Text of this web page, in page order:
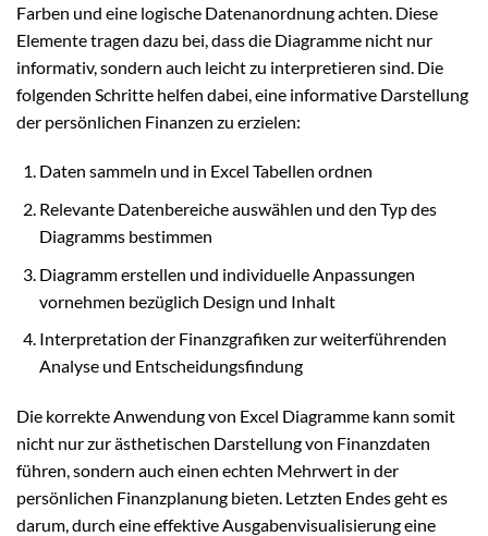
Farben und eine logische Datenanordnung achten. Diese
Elemente tragen dazu bei, dass die Diagramme nicht nur
informativ, sondern auch leicht zu interpretieren sind. Die
folgenden Schritte helfen dabei, eine informative Darstellung
der persönlichen Finanzen zu erzielen:
Daten sammeln und in Excel Tabellen ordnen
Relevante Datenbereiche auswählen und den Typ des
Diagramms bestimmen
Diagramm erstellen und individuelle Anpassungen
vornehmen bezüglich Design und Inhalt
Interpretation der Finanzgrafiken zur weiterführenden
Analyse und Entscheidungsfindung
Die korrekte Anwendung von Excel Diagramme kann somit
nicht nur zur ästhetischen Darstellung von Finanzdaten
führen, sondern auch einen echten Mehrwert in der
persönlichen Finanzplanung bieten. Letzten Endes geht es
darum, durch eine effektive Ausgabenvisualisierung eine